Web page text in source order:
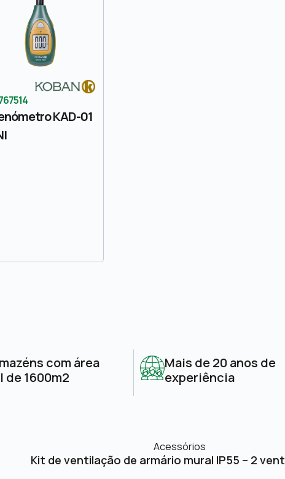
KAD-01
com área
de 1600m2
Mais de 20 anos de
experiência
Acessórios
Kit de ventilação de armário mural IP55 – 2